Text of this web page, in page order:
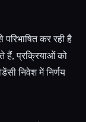
कर रही है
हैं, प्रक्रियाओं को
निवेश में निर्णय